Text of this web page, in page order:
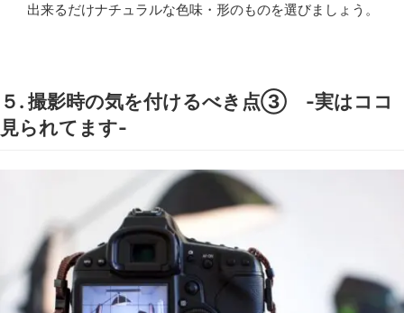
出来るだけナチュラルな色味・形のものを選びましょう。
５. 撮影時の気を付けるべき点③ -実はココ
見られてます-